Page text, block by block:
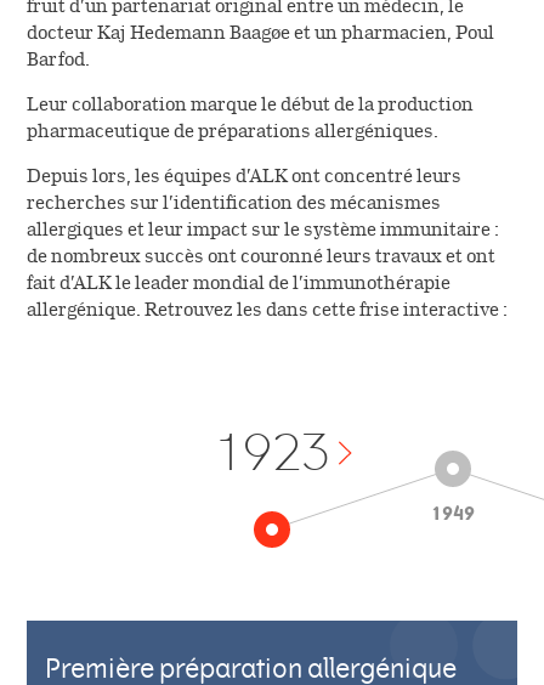
Désignation des principes
Fiches conseils sur les
Housses anti-acariens
(NOUVEAU)
Contacter le service relation
patient
Vous êtes professionnel
de santé
fruit d’un partenariat original entre un médecin, le
docteur Kaj Hedemann Baagøe et un pharmacien, Poul
Barfod.
Leur collaboration marque le début de la production
pharmaceutique de préparations allergéniques.
Depuis lors, les équipes d’ALK ont concentré leurs
recherches sur l’identification des mécanismes
allergiques et leur impact sur le système immunitaire :
de nombreux succès ont couronné leurs travaux et ont
fait d’ALK le leader mondial de l’immunothérapie
allergénique. Retrouvez les dans cette frise interactive :
1923
1949
Première préparation allergénique